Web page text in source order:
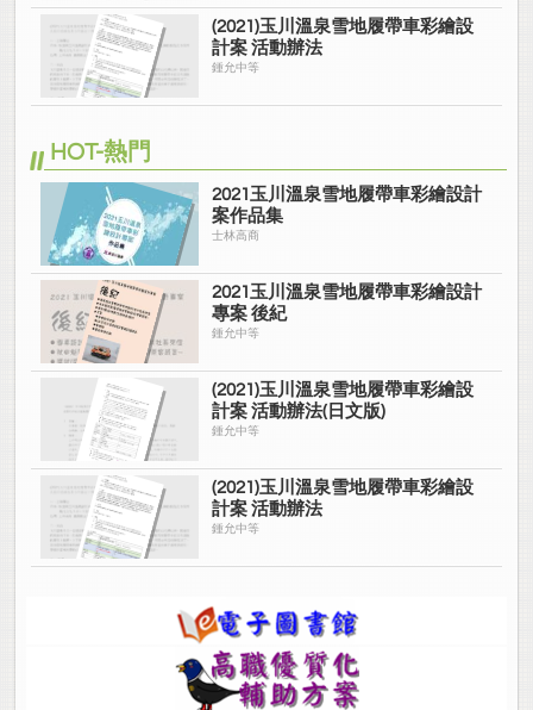
(2021)玉川溫泉雪地履帶車彩繪設
計案 活動辦法
鍾允中等
HOT-熱門
2021玉川溫泉雪地履帶車彩繪設計
案作品集
士林高商
2021玉川溫泉雪地履帶車彩繪設計
專案 後紀
鍾允中等
(2021)玉川溫泉雪地履帶車彩繪設
計案 活動辦法(日文版)
鍾允中等
(2021)玉川溫泉雪地履帶車彩繪設
計案 活動辦法
鍾允中等